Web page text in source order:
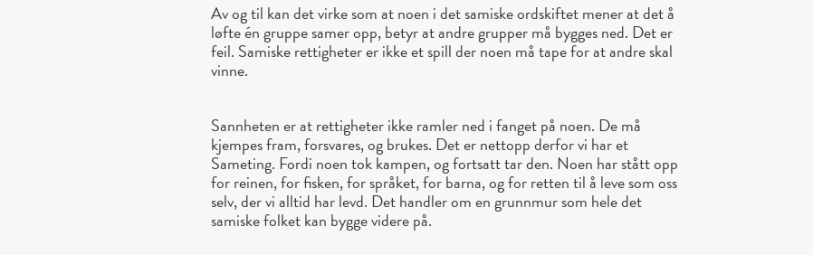
Av og til kan det virke som at noen i det samiske ordskiftet mener at det å
løfte én gruppe samer opp, betyr at andre grupper må bygges ned. Det er
feil. Samiske rettigheter er ikke et spill der noen må tape for at andre skal
vinne.
Sannheten er at rettigheter ikke ramler ned i fanget på noen. De må
kjempes fram, forsvares, og brukes. Det er nettopp derfor vi har et
Sameting. Fordi noen tok kampen, og fortsatt tar den. Noen har stått opp
for reinen, for fisken, for språket, for barna, og for retten til å leve som oss
selv, der vi alltid har levd. Det handler om en grunnmur som hele det
samiske folket kan bygge videre på.